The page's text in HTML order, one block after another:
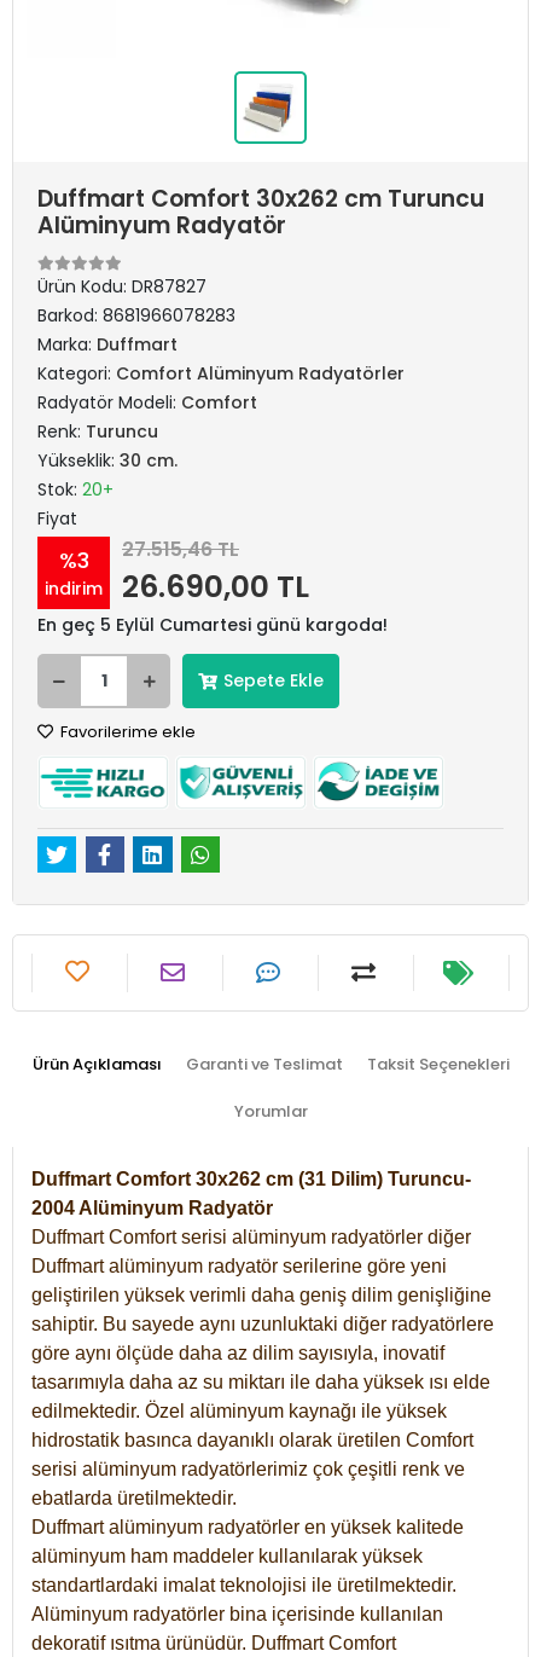
Duffmart Comfort 30x262 cm Turuncu
Alüminyum Radyatör
Ürün Kodu: DR87827
Barkod: 8681966078283
Marka: Duffmart
Kategori: Comfort Alüminyum Radyatörler
Radyatör Modeli: Comfort
Renk: Turuncu
Yükseklik: 30 cm.
Stok: 20+
Fiyat
%3
indirim
27.515,46 TL
26.690,00 TL
En geç 5 Eylül Cumartesi günü kargoda!
Sepete Ekle
Favorilerime ekle
Ürün Açıklaması Garanti ve Teslimat Taksit Seçenekleri
Yorumlar
Duffmart Comfort 30x262 cm (31 Dilim) Turuncu-
2004 Alüminyum Radyatör
Duffmart Comfort serisi alüminyum radyatörler diğer
Duffmart alüminyum radyatör serilerine göre yeni
geliştirilen yüksek verimli daha geniş dilim genişliğine
sahiptir. Bu sayede aynı uzunluktaki diğer radyatörlere
göre aynı ölçüde daha az dilim sayısıyla, inovatif
tasarımıyla daha az su miktarı ile daha yüksek ısı elde
edilmektedir. Özel alüminyum kaynağı ile yüksek
hidrostatik basınca dayanıklı olarak üretilen Comfort
serisi alüminyum radyatörlerimiz çok çeşitli renk ve
ebatlarda üretilmektedir.
Duffmart alüminyum radyatörler en yüksek kalitede
alüminyum ham maddeler kullanılarak yüksek
standartlardaki imalat teknolojisi ile üretilmektedir.
Alüminyum radyatörler bina içerisinde kullanılan
dekoratif ısıtma ürünüdür. Duffmart Comfort